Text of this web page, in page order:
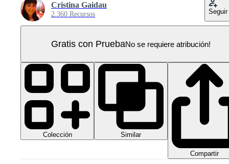
Cristina Gaidau
2.360 Recursos Seguir
Gratis con PruebaNo se requiere atribución!
Colección Similar
Compartir